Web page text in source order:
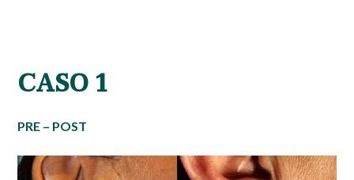
CASO 1
PRE – POST